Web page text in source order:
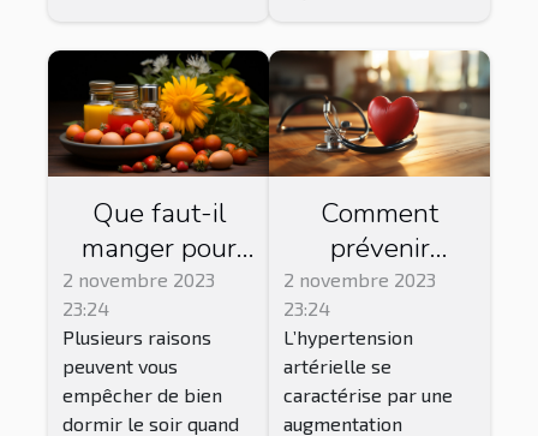
Que faut-il
manger pour
bien dormir ?
2 novembre 2023
23:24
Plusieurs raisons
peuvent vous
empêcher de bien
dormir le soir quand
Comment
prévenir
l’hypertension
artérielle ?
2 novembre 2023
23:24
L’hypertension
artérielle se
caractérise par une
augmentation